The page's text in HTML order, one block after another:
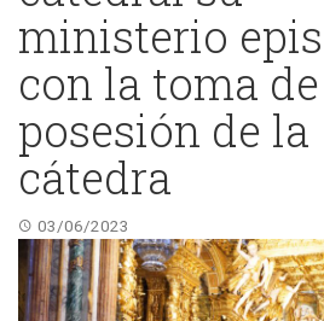
ministerio
con la toma de
posesión de la
cátedra
03/06/2023